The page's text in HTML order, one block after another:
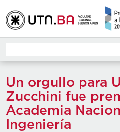
Un orgullo para
Zucchini fue
Academia
Ingeniería